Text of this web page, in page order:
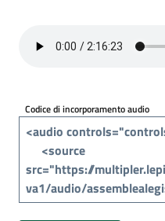
media
i
cittadini
Codice di incorporamento audio